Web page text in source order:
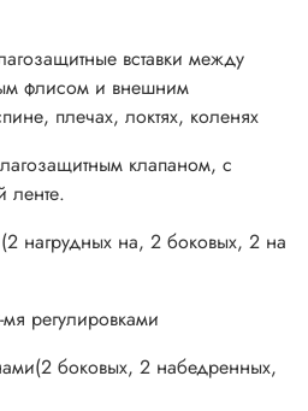
вставки между
флисом и внешним
плечах, локтях, коленях
клапаном, с
ленте.
нагрудных на, 2 боковых, 2 на
регулировками
боковых, 2 набедренных,